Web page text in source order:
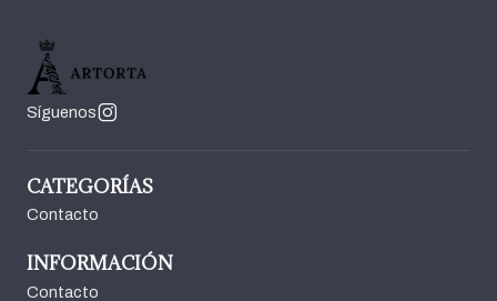
Síguenos
CATEGORÍAS
Contacto
INFORMACIÓN
Contacto